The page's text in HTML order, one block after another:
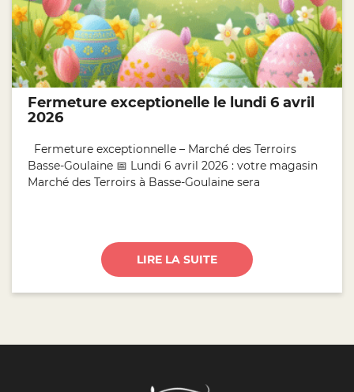
Fermeture exceptionelle le lundi 6 avril
2026
Fermeture exceptionnelle – Marché des Terroirs
Basse-Goulaine 📅 Lundi 6 avril 2026 : votre magasin
Marché des Terroirs à Basse-Goulaine sera
LIRE LA SUITE